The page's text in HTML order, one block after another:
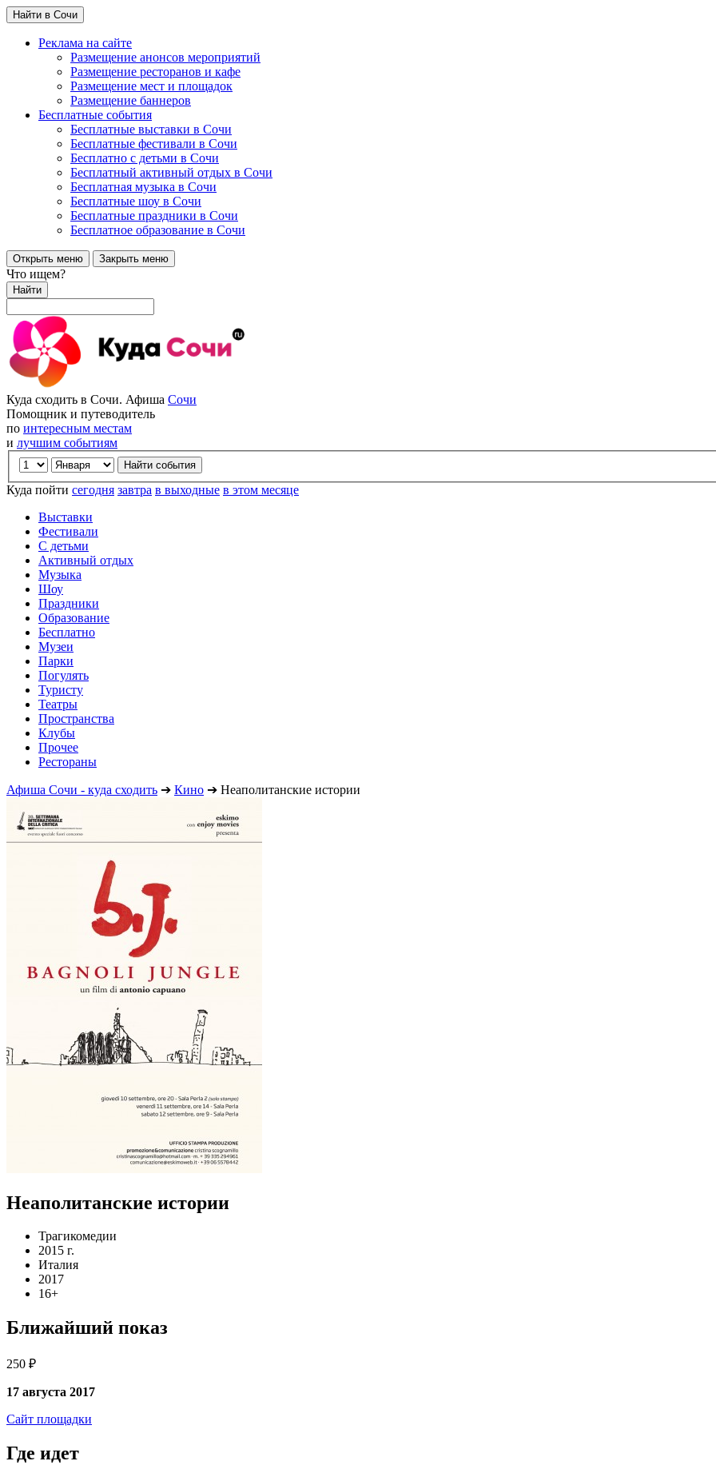
Найти в Сочи
Реклама на сайте
Размещение анонсов мероприятий
Размещение ресторанов и кафе
Размещение мест и площадок
Размещение баннеров
Бесплатные события
Бесплатные выставки в Сочи
Бесплатные фестивали в Сочи
Бесплатно с детьми в Сочи
Бесплатный активный отдых в Сочи
Бесплатная музыка в Сочи
Бесплатные шоу в Сочи
Бесплатные праздники в Сочи
Бесплатное образование в Сочи
Открыть меню Закрыть меню
Что ищем?
Найти
Куда сходить в Сочи. Афиша Сочи
Помощник и путеводитель
по интересным местам
и лучшим событиям
Куда пойти сегодня завтра в выходные в этом месяце
Выставки
Фестивали
С детьми
Активный отдых
Музыка
Шоу
Праздники
Образование
Бесплатно
Музеи
Парки
Погулять
Туристу
Театры
Пространства
Клубы
Прочее
Рестораны
Афиша Сочи - куда сходить ➔ Кино ➔ Неаполитанские истории
Неаполитанские истории
Трагикомедии
2015 г.
Италия
2017
16+
Ближайший показ
250 ₽
17 августа 2017
Сайт площадки
Где идет